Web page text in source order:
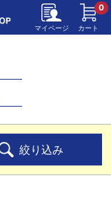
マイページ カート
0
絞り込み